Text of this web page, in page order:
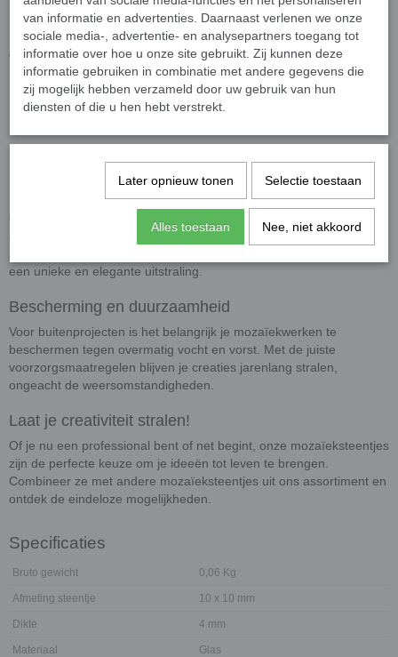
architectuur en creatieve hobbyprojecten.
Afmetingen
Afmetingen: 10 x 10 mm groot en 4 mm dik.
Presentatie
: De steentjes worden los geleverd. In 50 gram
Levendige en kleurrijke ontwerpen
De klassieke glas mozaïeksteentjes voegen met hun intense
kleuren en glanzende afwerking een levendige uitstraling toe aan
elk project. Gebruik ze om randen, contouren, of grotere vlakken te
accentueren. Of je nu een mozaïek maakt voor je interieur, een
een unieke en elegante uitstraling.
Bescherming en duurzaamheid
Voor buitenprojecten is het belangrijk je mozaïekwerken te
beschermen tegen overmatig vocht en vorst. Met de juiste
voorzorgsmaatregelen blijven je creaties jarenlang stralen,
ongeacht de weersomstandigheden.
Laat je creativiteit stralen!
Of je nu een professional bent of net begint, onze mozaïeksteentjes
zijn de perfecte keuze om je ideeën tot leven te brengen.
Combineer ze met andere mozaïeksteentjes uit ons assortiment en
ontdek de eindeloze mogelijkheden.
Specificaties
Bruto gewicht 0,06 Kg
Afmeting steentje 10 x 10 mm
Dikte 4 mm
Materiaal Glas
van informatie en advertenties. Daarnaast verlenen we onze
sociale media-, advertentie- en analysepartners toegang tot
informatie over hoe u onze site gebruikt. Zij kunnen deze
informatie gebruiken in combinatie met andere gegevens die
zij mogelijk hebben verzameld door uw gebruik van hun
diensten of die u hen hebt verstrekt.
Later opnieuw tonen Selectie toestaan
Alles toestaan Nee, niet akkoord